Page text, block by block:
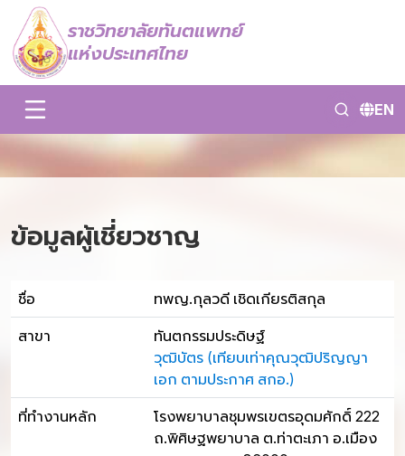
ราชวิทยาลัยทันตแพทย์
แห่งประเทศไทย
EN
ข้อมูลผู้เชี่ยวชาญ
ชื่อ ทพญ.กุลวดี เชิดเกียรติสกุล
สาขา
ทันตกรรมประดิษฐ์
วุฒิบัตร (เทียบเท่าคุณวุฒิปริญญา
เอก ตามประกาศ สกอ.)
ที่ทำงานหลัก
โรงพยาบาลชุมพรเขตรอุดมศักดิ์ 222
ถ.พิศิษฐพยาบาล ต.ท่าตะเภา อ.เมือง